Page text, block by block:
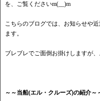
を、ご覧くださいm(__)m
こちらのブログでは、お知らせや
ます。
ブレブレでご面倒お掛けしますが
～～当船(エル・クルーズ)の紹介～